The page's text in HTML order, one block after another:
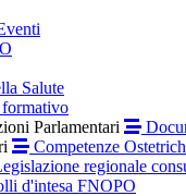
Salute
Parlamentari
Competenze
regionale
d'intesa FNOPO